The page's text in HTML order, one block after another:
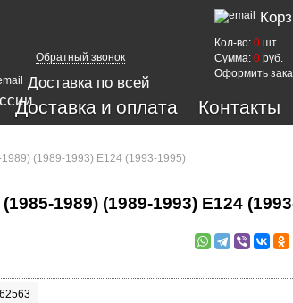
Обратный звонок
Доставка по всей
Кол-во: 0 шт
Сумма: 0 руб.
Оформить
Доставка и оплата Контакты
(1989-1993) E124 (1993-1995)
1989) (1989-1993) E124